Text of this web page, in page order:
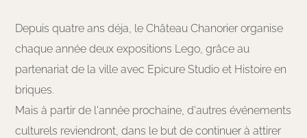
Depuis quatre ans déja, le Château Chanorier organise
chaque année deux expositions Lego, grâce au
partenariat de la ville avec Epicure Studio et Histoire en
briques.
Mais à partir de l'année prochaine, d'autres événements
culturels reviendront, dans le but de continuer à attirer